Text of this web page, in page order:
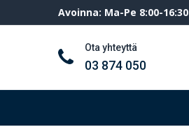
Avoinna: Ma-Pe 8:00-16:30
Ota yhteyttä
03 874 050